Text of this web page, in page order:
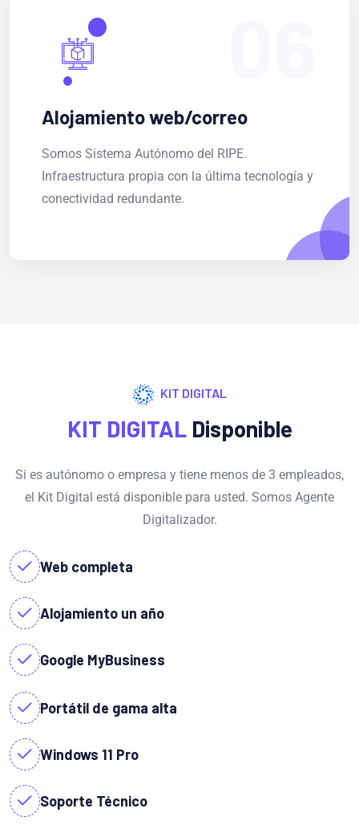
Alojamiento web/correo
Somos Sistema Autónomo del RIPE.
Infraestructura propia con la última tecnología y
conectividad redundante.
KIT DIGITAL
KIT DIGITALDisponible
Si es autónomo o empresa y tiene menos de 3 empleados,
el Kit Digital está disponible para usted. Somos Agente
Digitalizador.
Web completa
Alojamiento un año
Google MyBusiness
Portátil de gama alta
Windows 11 Pro
Soporte Técnico